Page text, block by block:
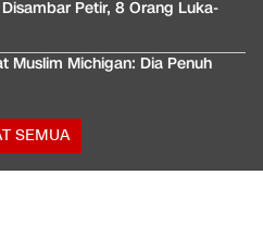
Petir, 8 Orang Luka-
Muslim Michigan: Dia Penuh
SEMUA